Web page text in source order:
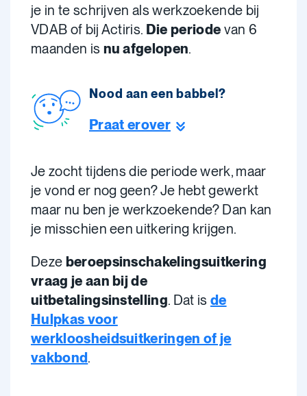
je in te schrijven als werkzoekende bij
VDAB of bij Actiris. Die periode van 6
maanden is nu afgelopen.
Nood aan een babbel?
Praat erover
Je zocht tijdens die periode werk, maar
je vond er nog geen? Je hebt gewerkt
maar nu ben je werkzoekende? Dan kan
je misschien een uitkering krijgen.
Deze beroepsinschakelingsuitkering
vraag je aan bij de
uitbetalingsinstelling. Dat is de
Hulpkas voor
werkloosheidsuitkeringen of je
vakbond.